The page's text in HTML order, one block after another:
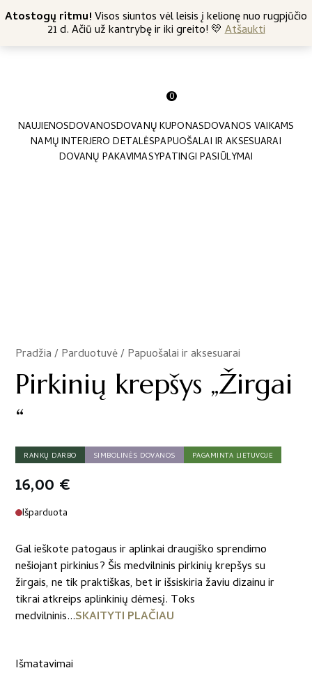
Atostogų ritmu!Visos siuntos vėl leisis į kelionę nuo rugpjūčio
21 d. Ačiū už kantrybę ir iki greito! 💛Atšaukti
Nemokamas siuntimas nuo 45 Eur +370 682 57369
0
NAUJIENOSDOVANOSDOVANŲ KUPONASDOVANOS VAIKAMS
NAMŲ INTERJERO DETALĖSPAPUOŠALAI IR AKSESUARAI
DOVANŲ PAKAVIMASYPATINGI PASIŪLYMAI
Pradžia/Parduotuvė/Papuošalai ir aksesuarai
/
Pirkinių krepšys „Žirgai
“
RANKŲ DARBO SIMBOLINĖS DOVANOS PAGAMINTA LIETUVOJE
16,00 €
Išparduota
Gal ieškote patogaus ir aplinkai draugiško sprendimo
nešiojant pirkinius? Šis medvilninis pirkinių krepšys su
žirgais, ne tik praktiškas, bet ir išsiskiria žaviu dizainu ir
tikrai atkreips aplinkinių dėmesį. Toks
medvilninis...SKAITYTI PLAČIAU
Išmatavimai